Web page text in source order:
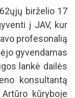
kūryboje
asmenybių
įsigiję privatūs
Lietuvos,
muziejuje „
paveikslas-